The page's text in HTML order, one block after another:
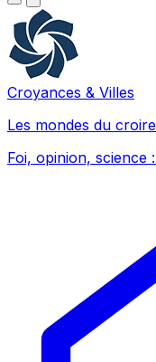
Croyances & Villes
Les mondes du croire
Foi, opinion, science